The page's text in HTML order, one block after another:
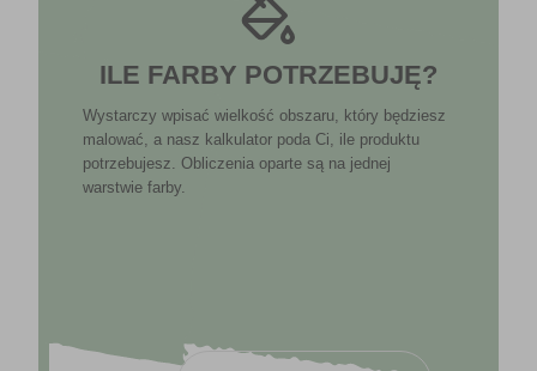
ILE FARBY POTRZEBUJĘ?
Wystarczy wpisać wielkość obszaru, który będziesz
malować, a nasz kalkulator poda Ci, ile produktu
potrzebujesz. Obliczenia oparte są na jednej
warstwie farby.